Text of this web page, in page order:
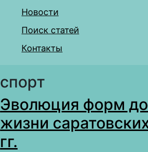
Новости
Поиск статей
Контакты
спорт
Эволюция форм
жизни
гг.